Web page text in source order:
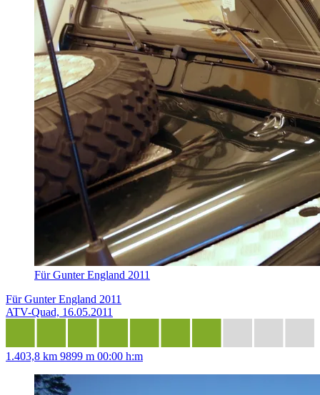
Für Gunter England 2011
Für Gunter England 2011
ATV-Quad, 16.05.2011
1.403,8 km 9899 m 00:00 h:m